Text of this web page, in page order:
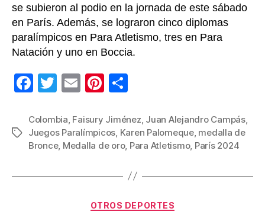
se subieron al podio en la jornada de este sábado
en París. Además, se lograron cinco diplomas
paralímpicos en Para Atletismo, tres en Para
Natación y uno en Boccia.
F
c
e
o
T
tt
er
E
ail
Pi
er
e
m
p
tir
Etiquetas
Colombia, Faisury Jiménez, Juan Alejandro Campás,
Juegos Paralímpicos, Karen Palomeque, medalla de
Bronce, Medalla de oro, Para Atletismo, París 2024
Categorías
OTROS DEPORTES